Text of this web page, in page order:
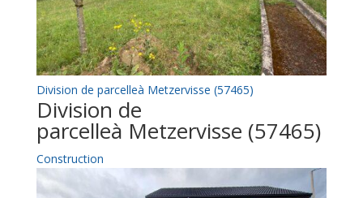
Division de parcelleà Metzervisse (57465)
Division de
parcelleà Metzervisse (57465)
Construction